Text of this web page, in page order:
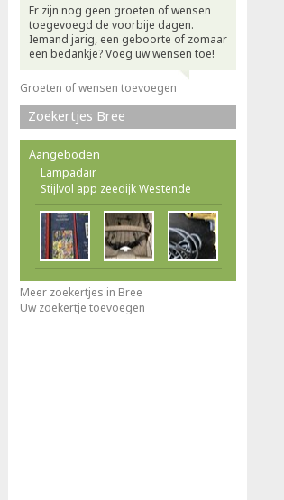
Er zijn nog geen groeten of wensen
toegevoegd de voorbije dagen.
Iemand jarig, een geboorte of zomaar
een bedankje? Voeg uw wensen toe!
Groeten of wensen toevoegen
Zoekertjes Bree
Aangeboden
Lampadair
Stijlvol app zeedijk Westende
Meer zoekertjes in Bree
Uw zoekertje toevoegen